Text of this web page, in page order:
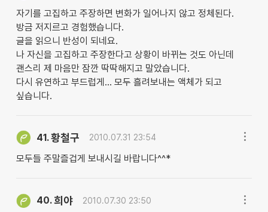
자기를 고집하고 주장하면 변화가 일어나지 않고 정체된다.
방금 저지르고 경험했습니다.
글을 읽으니 반성이 되네요.
나 자신을 고집하고 주장한다고 상황이 바뀌는 것도 아닌데
괜스리 제 마음만 잠깐 딱딱해지고 말았습니다.
다시 유연하고 부드럽게... 모두 흘려보내는 액체가 되고
싶습니다.
41.황철구 2010.07.31 23:54
모두들 주말즐겁게 보내시길 바랍니다^^*
40.희야 2010.07.30 23:50